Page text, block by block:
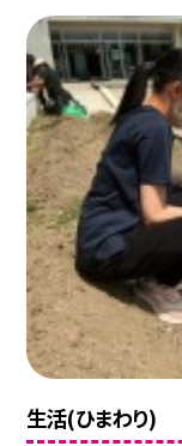
生活(ひまわり)